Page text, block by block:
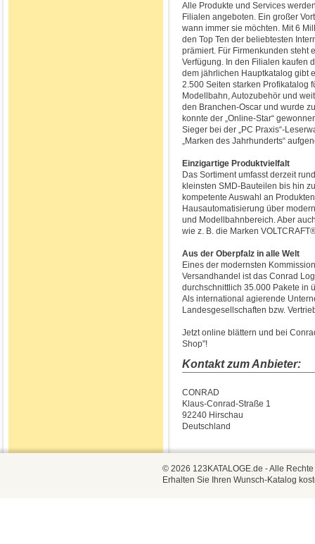
Alle Produkte und Services
Filialen angeboten. Ein großer
wann immer sie möchten. Mit 6
den Top Ten der beliebtesten
prämiert. Für Firmenkunden steht
Verfügung. In den Filialen kaufen
dem jährlichen Hauptkatalog gibt
2.500 Seiten starken Profikatalog
Modellbahn, Autozubehör und
den Branchen-Oscar und wurde
konnte der „Online-Star“
Sieger bei der „PC Praxis“-
„Marken des Jahrhunderts“
Einzigartige Produktvielfalt
Das Sortiment umfasst derzeit
kleinsten SMD-Bauteilen bis hin
kompetente Auswahl an
Hausautomatisierung über
und Modellbahnbereich. Aber
wie z. B. die Marken
Aus der Oberpfalz in alle Welt
Eines der modernsten
Versandhandel ist das Conrad
durchschnittlich 35.000 Pakete in
Als international agierende
Landesgesellschaften bzw.
Jetzt online blättern und bei
Shop"!
Kontakt zum Anbieter:
CONRAD
Klaus-Conrad-Straße 1
92240 Hirschau
Deutschland
© 2026 123KATALOGE.de - Alle
Erhalten Sie Ihren Wunsch-Katalog